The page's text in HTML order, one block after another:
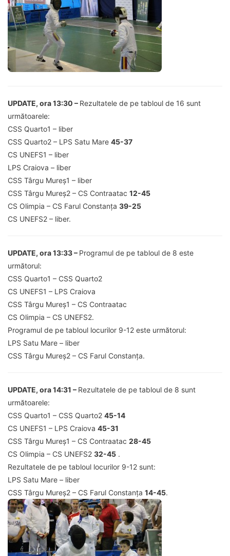
UPDATE, ora 13:30 – Rezultatele de pe tabloul de 16 sunt
următoarele:
CSS Quarto1 – liber
CSS Quarto2 – LPS Satu Mare 45-37
CS UNEFS1 – liber
LPS Craiova – liber
CSS Târgu Mureș1 – liber
CSS Târgu Mureș2 – CS Contraatac 12-45
CS Olimpia – CS Farul Constanța 39-25
CS UNEFS2 – liber.
UPDATE, ora 13:33 – Programul de pe tabloul de 8 este
următorul:
CSS Quarto1 – CSS Quarto2
CS UNEFS1 – LPS Craiova
CSS Târgu Mureș1 – CS Contraatac
CS Olimpia – CS UNEFS2.
Programul de pe tabloul locurilor 9-12 este următorul:
LPS Satu Mare – liber
CSS Târgu Mureș2 – CS Farul Constanța.
UPDATE, ora 14:31 – Rezultatele de pe tabloul de 8 sunt
următoarele:
CSS Quarto1 – CSS Quarto2 45-14
CS UNEFS1 – LPS Craiova 45-31
CSS Târgu Mureș1 – CS Contraatac 28-45
CS Olimpia – CS UNEFS2 32-45 .
Rezultatele de pe tabloul locurilor 9-12 sunt:
LPS Satu Mare – liber
CSS Târgu Mureș2 – CS Farul Constanța 14-45.